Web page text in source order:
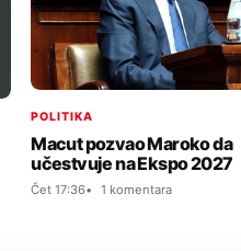
POLITIKA
Macut pozvao Maroko da
učestvuje na Ekspo 2027
Čet 17:36 1 komentara